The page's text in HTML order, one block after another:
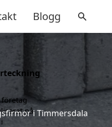
Blogg
i Timmersdala
företag
på